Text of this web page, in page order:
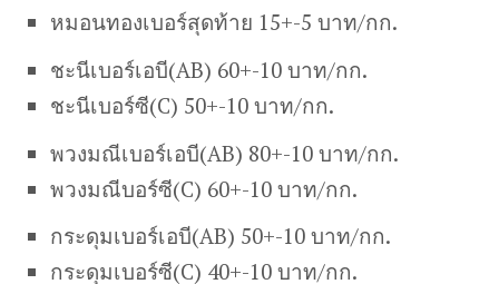
หมอนทองเบอร์สุดท้าย 15+-5 บาท/กก.
ชะนีเบอร์เอบี(AB) 60+-10 บาท/กก.
ชะนีเบอร์ซี(C) 50+-10 บาท/กก.
พวงมณีเบอร์เอบี(AB) 80+-10 บาท/กก.
พวงมณีบอร์ซี(C) 60+-10 บาท/กก.
กระดุมเบอร์เอบี(AB) 50+-10 บาท/กก.
กระดุมเบอร์ซี(C) 40+-10 บาท/กก.